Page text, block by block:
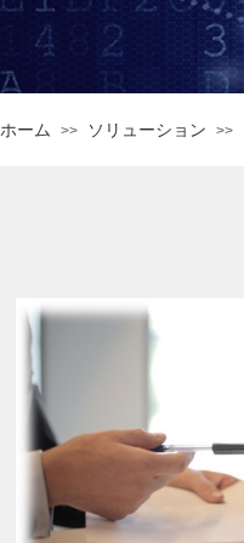
ホーム >> ソリューション >>